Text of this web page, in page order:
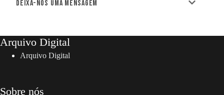
Deixa-nos uma mensagem
Arquivo Digital
Arquivo Digital
Sobre nós